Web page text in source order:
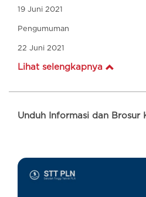
19 Juni 2021
Pengumuman
22 Juni 2021
Lihat selengkapnya
Unduh Informasi dan Brosur